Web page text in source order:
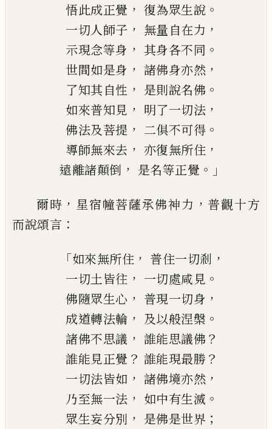
悟此成正覺 ， 復為眾生說 。
一切人師子 ， 無量自在力 ，
示現念等身 ， 其身各不同 。
世間如是身 ， 諸佛身亦然 ，
了知其自性 ， 是則說名佛 。
如來普知見 ， 明了一切法 ，
佛法及菩提 ， 二俱不可得 。
導師無來去 ， 亦復無所住 ，
遠離諸顛倒 ， 是名等正覺 。」
爾時 ， 星宿幢菩薩承佛神力 ， 普觀十方
而說頌言 ：
「如來無所住 ， 普住一切剎 ，
一切土皆往 ， 一切處咸見 。
佛隨眾生心 ， 普現一切身 ，
成道轉法輪 ， 及以般涅槃 。
諸佛不思議 ， 誰能思議佛 ？
誰能見正覺 ？ 誰能現最勝 ？
一切法皆如 ， 諸佛境亦然 ，
乃至無一法 ， 如中有生滅 。
眾生妄分別 ， 是佛是世界 ；